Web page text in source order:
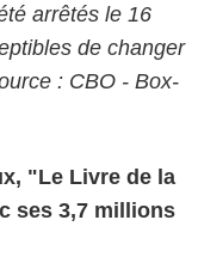
arrêtés le 16
de changer
: CBO - Box-
"Le Livre de la
ses 3,7 millions